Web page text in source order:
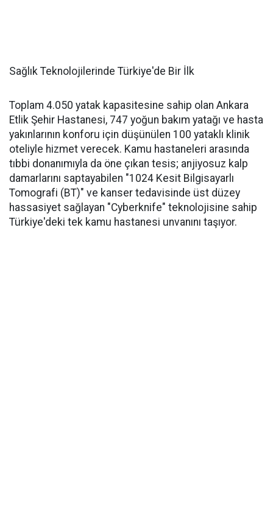
Sağlık Teknolojilerinde Türkiye'de Bir İlk
Toplam 4.050 yatak kapasitesine sahip olan Ankara
Etlik Şehir Hastanesi, 747 yoğun bakım yatağı ve hasta
yakınlarının konforu için düşünülen 100 yataklı klinik
oteliyle hizmet verecek. Kamu hastaneleri arasında
tıbbi donanımıyla da öne çıkan tesis; anjiyosuz kalp
damarlarını saptayabilen "1024 Kesit Bilgisayarlı
Tomografi (BT)" ve kanser tedavisinde üst düzey
hassasiyet sağlayan "Cyberknife" teknolojisine sahip
Türkiye'deki tek kamu hastanesi unvanını taşıyor.